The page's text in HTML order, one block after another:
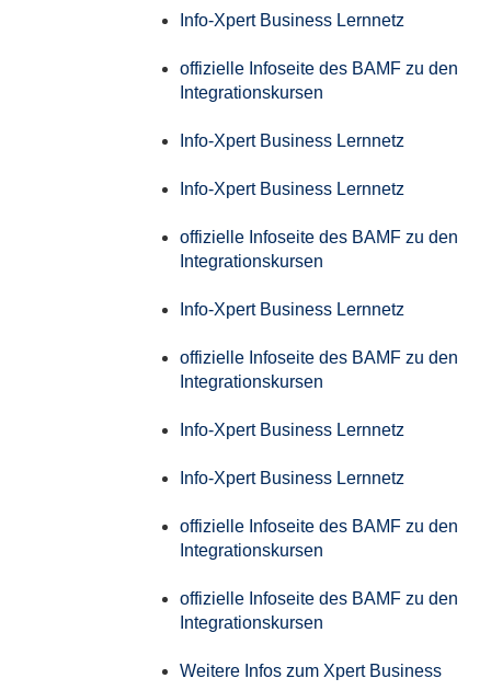
Info-Xpert Business Lernnetz
offizielle Infoseite des BAMF zu den
Integrationskursen
Info-Xpert Business Lernnetz
Info-Xpert Business Lernnetz
offizielle Infoseite des BAMF zu den
Integrationskursen
Info-Xpert Business Lernnetz
offizielle Infoseite des BAMF zu den
Integrationskursen
Info-Xpert Business Lernnetz
Info-Xpert Business Lernnetz
offizielle Infoseite des BAMF zu den
Integrationskursen
offizielle Infoseite des BAMF zu den
Integrationskursen
Weitere Infos zum Xpert Business